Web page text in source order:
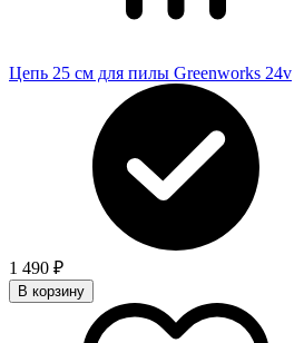
Цепь 25 см для пилы Greenworks 24v
1 490 ₽
В корзину